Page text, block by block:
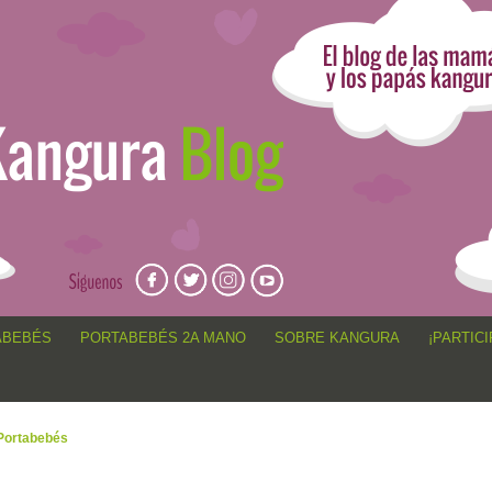
anécdotas de porteo, sorteos, concursos, artículos,
PORTABEBÉS 2A MANO SOBRE KANGURA